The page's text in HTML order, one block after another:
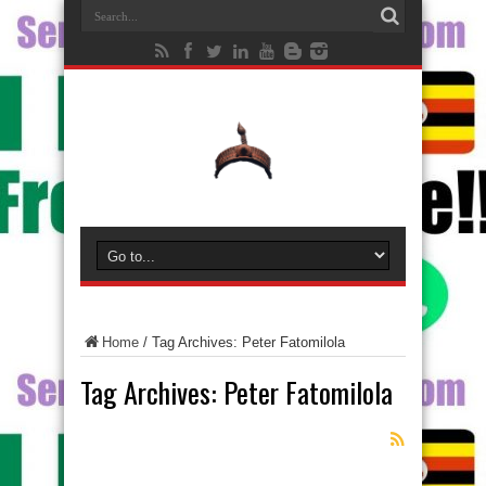
Home / Tag Archives: Peter Fatomilola
Tag Archives: Peter Fatomilola